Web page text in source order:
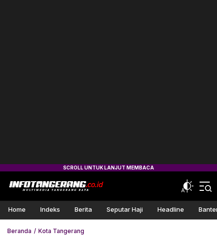
Home Indeks Berita Seputar Haji Headline
Beranda Kota Tangerang